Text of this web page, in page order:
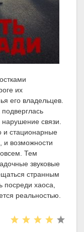
их
его владельцев.
связи.
и стационарные
и возможности
Тем
звуковые
странным
хаоса,
реальностью.